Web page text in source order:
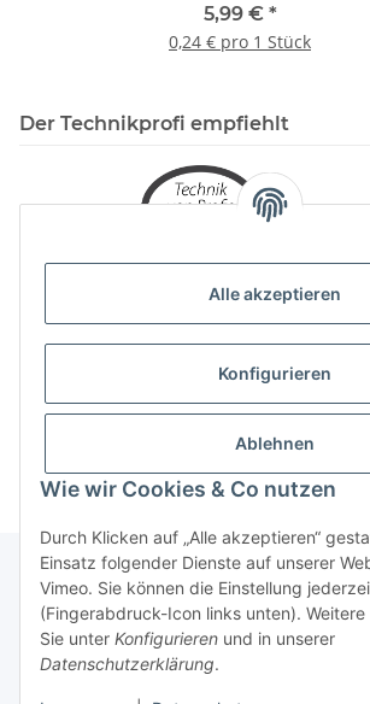
Alle akzeptieren
Konfigurieren
Ablehnen
Wie wir Cookies & Co nutzen
Durch Klicken auf „Alle akzeptieren“
Einsatz folgender Dienste auf unserer
Vimeo. Sie können die Einstellung
(Fingerabdruck-Icon links unten).
Sie unter Konfigurieren und in unserer
Datenschutzerklärung.
5,99 € *
0,24 € pro 1 Stück
Der Technikprofi empfiehlt
Über uns